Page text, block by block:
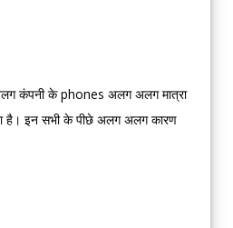
कंपनी के phones अलग अलग मात्रा
है। इन सभी के पीछे अलग अलग कारण